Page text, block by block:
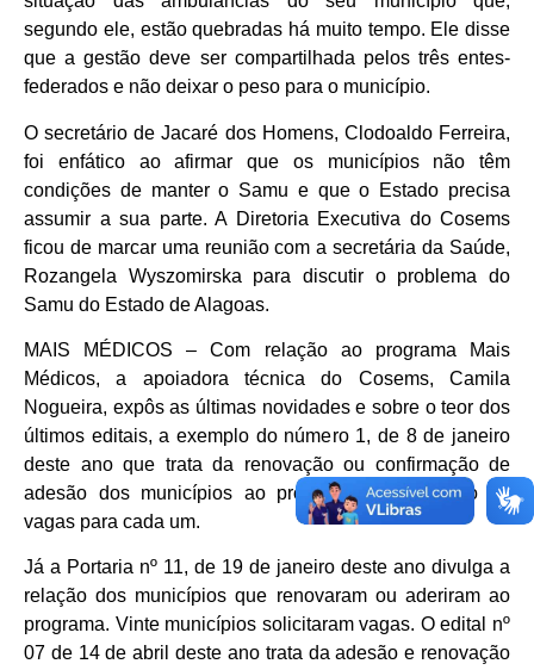
segundo ele, estão quebradas há muito tempo. Ele disse
que a gestão deve ser compartilhada pelos três entes-
federados e não deixar o peso para o município.
O secretário de Jacaré dos Homens, Clodoaldo Ferreira,
foi enfático ao afirmar que os municípios não têm
condições de manter o Samu e que o Estado precisa
assumir a sua parte. A Diretoria Executiva do Cosems
ficou de marcar uma reunião com a secretária da Saúde,
Rozangela Wyszomirska para discutir o problema do
Samu do Estado de Alagoas.
MAIS MÉDICOS – Com relação ao programa Mais
Médicos, a apoiadora técnica do Cosems, Camila
Nogueira, expôs as últimas novidades e sobre o teor dos
últimos editais, a exemplo do número 1, de 8 de janeiro
deste ano que trata da renovação ou confirmação de
adesão dos municípios ao programa e o número de
vagas para cada um.
Já a Portaria nº 11, de 19 de janeiro deste ano divulga a
relação dos municípios que renovaram ou aderiram ao
programa. Vinte municípios solicitaram vagas. O edital nº
07 de 14 de abril deste ano trata da adesão e renovação